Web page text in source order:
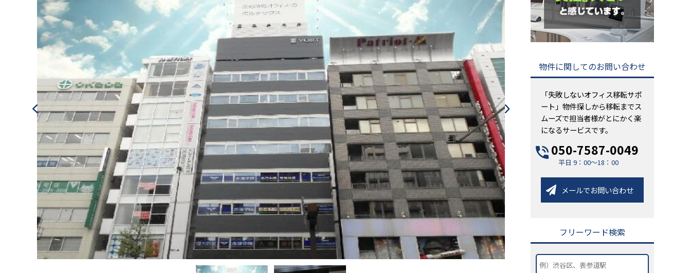
物件に関してのお問い合わせ
「失敗しないオフィス移転サポ
ート」物件探しから移転までス
ムーズで担当者様がとにかく楽
になるサービスです。
050-7587-0049
平日 9：00～18：00
メールでお問い合わせ
フリーワード検索